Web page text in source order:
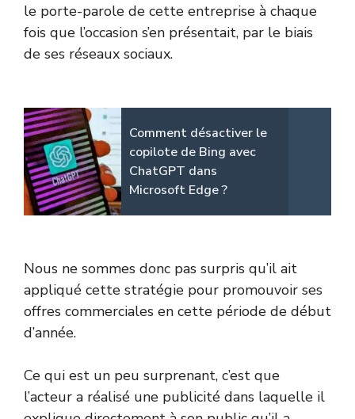
le porte-parole de cette entreprise à chaque
fois que l’occasion s’en présentait, par le biais
de ses réseaux sociaux.
Comment désactiver le
copilote de Bing avec
ChatGPT dans
Microsoft Edge ?
Nous ne sommes donc pas surpris qu’il ait
appliqué cette stratégie pour promouvoir ses
offres commerciales en cette période de début
d’année.
Ce qui est un peu surprenant, c’est que
l’acteur a réalisé une publicité dans laquelle il